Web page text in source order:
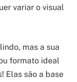
variar o visual
mas a sua
formato ideal
Elas são a base